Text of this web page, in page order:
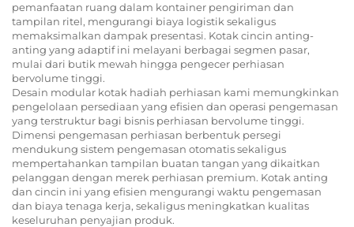
pemanfaatan ruang dalam kontainer pengiriman dan
tampilan ritel, mengurangi biaya logistik sekaligus
memaksimalkan dampak presentasi. Kotak cincin anting-
anting yang adaptif ini melayani berbagai segmen pasar,
mulai dari butik mewah hingga pengecer perhiasan
bervolume tinggi.
Desain modular kotak hadiah perhiasan kami memungkinkan
pengelolaan persediaan yang efisien dan operasi pengemasan
yang terstruktur bagi bisnis perhiasan bervolume tinggi.
Dimensi pengemasan perhiasan berbentuk persegi
mendukung sistem pengemasan otomatis sekaligus
mempertahankan tampilan buatan tangan yang dikaitkan
pelanggan dengan merek perhiasan premium. Kotak anting
dan cincin ini yang efisien mengurangi waktu pengemasan
dan biaya tenaga kerja, sekaligus meningkatkan kualitas
keseluruhan penyajian produk.